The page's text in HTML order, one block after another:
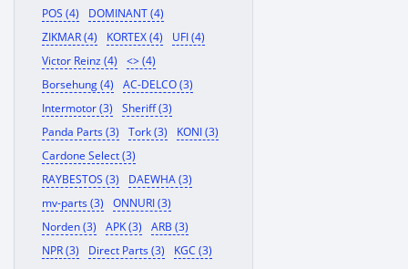
POS (4)
DOMINANT (4)
ZIKMAR (4)
KORTEX (4)
UFI (4)
Victor Reinz (4)
<> (4)
Borsehung (4)
AC-DELCO (3)
Intermotor (3)
Sheriff (3)
Panda Parts (3)
Tork (3)
KONI (3)
Cardone Select (3)
RAYBESTOS (3)
DAEWHA (3)
mv-parts (3)
ONNURI (3)
Norden (3)
APK (3)
ARB (3)
NPR (3)
Direct Parts (3)
KGC (3)